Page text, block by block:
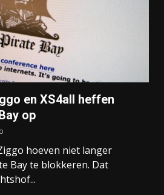
en XS4all heffen
op
hoeven niet langer
Bay te blokkeren. Dat